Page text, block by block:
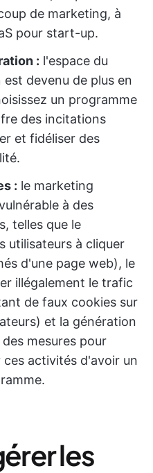
de marketing, à
pour start-up.
: l'espace du
devenu de plus en
un programme
des incitations
et fidéliser des
: le marketing
à des
telles que le
utilisateurs à cliquer
d'une page web), le
illégalement le trafic
de faux cookies sur
et la génération
mesures pour
activités d'avoir un
les